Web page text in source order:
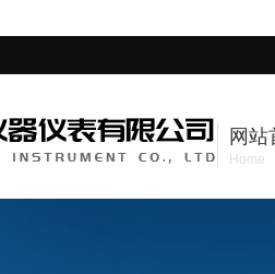
网站
Home